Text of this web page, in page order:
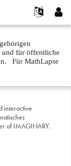
und für öffentliche
Für MathLapse
interactive
of IMAGINARY.